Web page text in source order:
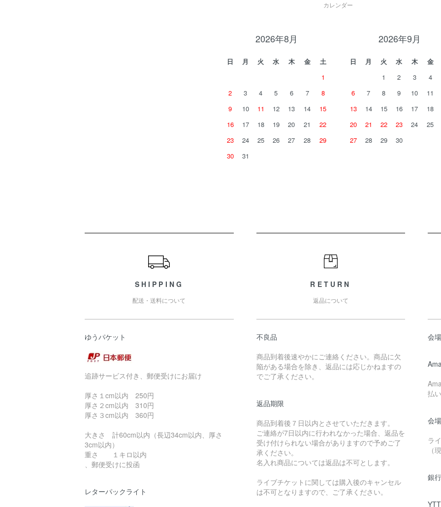
カレンダー
2026年8月
日 月 火 水 木 金
土
1
2
3 4 5 6 7
8
9
10 11 12 13 14
15
16
17 18 19 20 21
22
23
24 25 26 27 28
29
30
31
2026年9月
日 月 火 水 木 金
1
2 3 4
6
7 8 9 10 11
13
14 15 16 17 18
20
21 22 23 24 25
27
28 29 30
SHIPPING
配送・送料について
ゆうパケット
追跡サービス付き、郵便受けにお届け
厚さ１cm以内 250円
厚さ２cm以内 310円
厚さ３cm以内 360円
大きさ 計60cm以内（長辺34cm以内、厚さ
3cm以内）
重さ １キロ以内
、郵便受けに投函
レターパックライト
RETURN
返品について
不良品
商品到着後速やかにご連絡ください。商品に欠
陥がある場合を除き、返品には応じかねますの
でご了承ください。
返品期限
商品到着後７日以内とさせていただきます。
ご連絡が7日以内に行われなかった場合、返品を
受け付けられない場合がありますので予めご了
承ください。
名入れ商品については返品は不可とします。
ライブチケットに関しては購入後のキャンセル
は不可となりますので、ご了承ください。
会
払
会
ラ
（
銀